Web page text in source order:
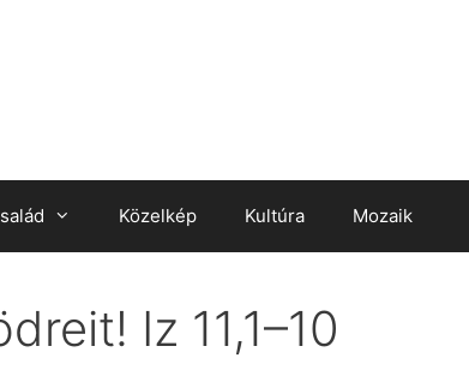
Közelkép Kultúra Mozaik
Iz 11,1–10